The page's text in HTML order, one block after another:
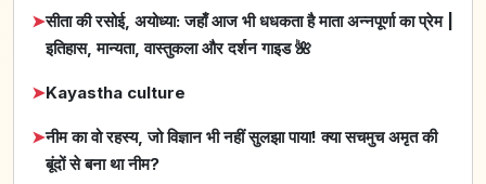
➤सीता की रसोई, अयोध्या: जहाँ आज भी धधकता है माता अन्नपूर्णा का प्रेम |
इतिहास, मान्यता, वास्तुकला और दर्शन गाइड 🌺
➤Kayastha culture
➤नीम का वो रहस्य, जो विज्ञान भी नहीं सुलझा पाया! क्या सचमुच अमृत की
बूंदों से बना था नीम?